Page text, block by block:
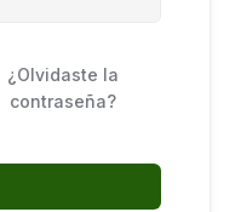
¿Olvidaste la
contraseña?